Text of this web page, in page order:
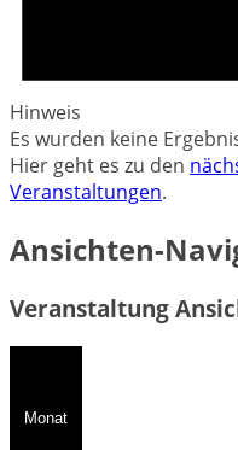
Hinweis
Es wurden keine
Hier geht es zu den
Veranstaltungen.
Ansichten-
Veranstaltung
Monat